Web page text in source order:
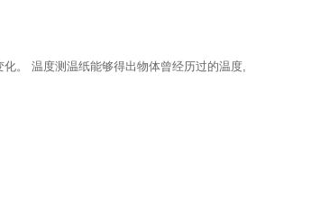
。 温度测温纸能够得出物体曾经历过的温度,